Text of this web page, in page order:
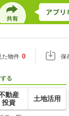
た物件 0 保
る
動産
投資
土地活用